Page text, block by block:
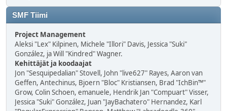
SMF Tiimi
Project Management
Aleksi "Lex" Kilpinen, Michele "Illori" Davis, Jessica "Suki"
González, ja Will "Kindred" Wagner.
Kehittäjät ja koodaajat
Jon "Sesquipedalian" Stovell, John "live627" Rayes, Aaron van
Geffen, Antechinus, Bjoern "Bloc" Kristiansen, Brad "IchBin™"
Grow, Colin Schoen, emanuele, Hendrik Jan "Compuart" Visser,
Jessica "Suki" González, Juan "JayBachatero" Hernandez, Karl